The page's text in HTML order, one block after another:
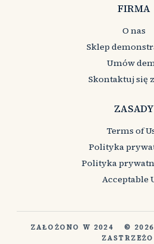
FIRMA
O nas
Sklep
Umów
Skontaktuj się
ZASADY
Terms of
Polityka
Polityka
Acceptable
ZAŁOŻONO W 2024
© 2026